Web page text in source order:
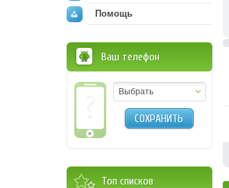
Помощь
Ваш телефон
Выбрать
СОХРАНИТЬ
Топ списков